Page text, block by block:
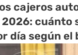
cajeros
cuánto
día según el